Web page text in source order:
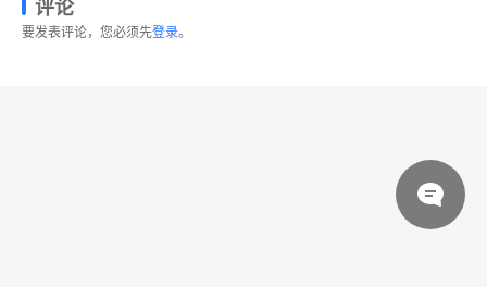
评论
要发表评论，您必须先登录。